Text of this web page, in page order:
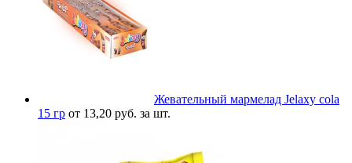
Жевательный мармелад Jelaxy cola
15 гр от 13,20 руб. за шт.